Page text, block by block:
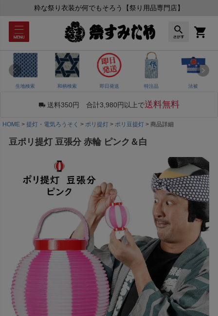
粋な祭り衣装が何でもそろう【祭り用品専門店】
生地検索 和柄検索 即日発送 特注品 法被
送料350円 合計3,980円以上で送料無料
HOME 提灯・電気ろうそく ポリ提灯 ポリ豆提灯 商品詳細
豆ポリ提灯 豆張分 赤輪 ピンク＆白